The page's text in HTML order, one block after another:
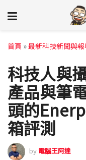
首頁 »最新科技新聞與
科技人與
產品與筆
頭的
箱評測
by 電腦王阿達